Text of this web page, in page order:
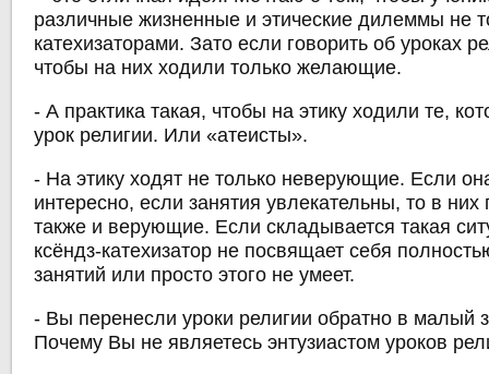
различные жизненные и этические дилеммы не
катехизаторами. Зато если говорить об уроках
чтобы на них ходили только желающие.
- А практика такая, чтобы на этику ходили те,
урок религии. Или «атеисты».
- На этику ходят не только неверующие. Если
интересно, если занятия увлекательны, то в
также и верующие. Если складывается такая
ксёндз-катехизатор не посвящает себя
занятий или просто этого не умеет.
- Вы перенесли уроки религии обратно в малый
Почему Вы не являетесь энтузиастом уроков